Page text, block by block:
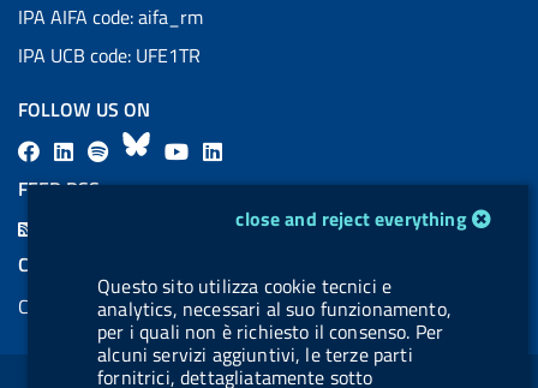
cookie management moduleclose and reject everything
Questo sito utilizza cookie tecnici e
analytics, necessari al suo funzionamento,
per i quali non è richiesto il consenso. Per
alcuni servizi aggiuntivi, le terze parti
fornitrici, dettagliatamente sotto
IPA AIFA code: aifa_rm
IPA UCB code: UFE1TR
FOLLOW US ON
F
a
L
i
a
l
.
b
u
B
l
s
k
y
Y
o
u
b
e
i
e
d
i
n
FEED RSS
COOKIES
Cookie management
Sezione Link Utili